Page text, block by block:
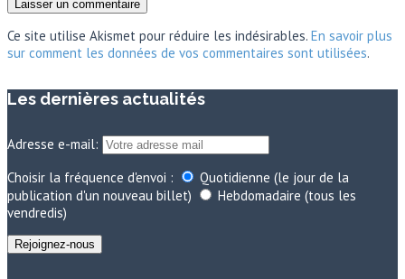
Ce site utilise Akismet pour réduire les indésirables. En savoir plus
sur comment les données de vos commentaires sont utilisées.
Les dernières actualités
Adresse e-mail:
Choisir la fréquence d'envoi :
Quotidienne (le jour de la
publication d'un nouveau billet)
Hebdomadaire (tous les
vendredis)